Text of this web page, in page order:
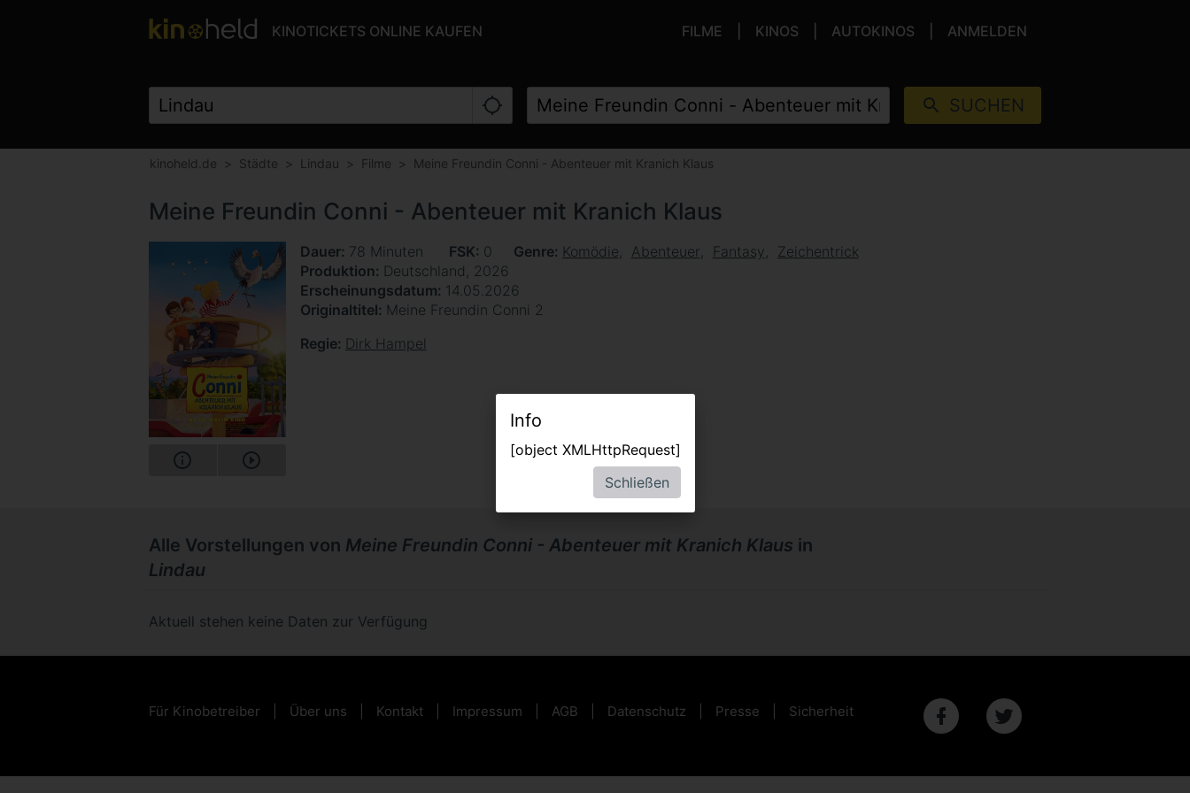
KINOTICKETS ONLINE KAUFEN FILME KINOS AUTOKINOS ANMELDEN
SUCHEN
kinoheld.de Städte Lindau Filme Meine Freundin Conni - Abenteuer mit Kranich Klaus
Meine Freundin Conni - Abenteuer mit Kranich Klaus
Dauer 78 Minuten FSK 0 Genre Komödie Abenteuer Fantasy
Zeichentrick
Produktion Deutschland, 2026
Erscheinungsdatum 14.05.2026
Originaltitel Meine Freundin Conni 2
Regie Dirk Hampel
Alle Vorstellungen von Meine Freundin Conni - Abenteuer mit Kranich Klaus in
Lindau
Aktuell stehen keine Daten zur Verfügung
Für Kinobetreiber Über uns Kontakt Impressum AGB Datenschutz Presse Sicherheit
Info
[object XMLHttpRequest]
Schließen